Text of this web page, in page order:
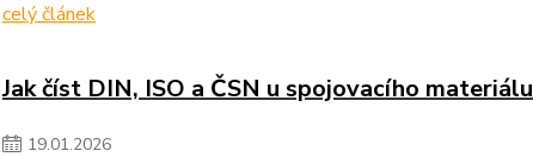
celý článek
Jak číst DIN, ISO a ČSN u spojovacího materiálu
19.01.2026